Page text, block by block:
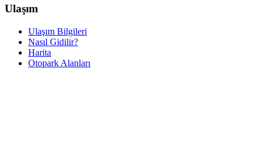
Ulaşım
Ulaşım Bilgileri
Nasıl Gidilir?
Harita
Otopark Alanları